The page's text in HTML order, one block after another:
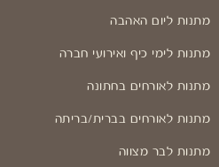
מתנות ליום האהבה
מתנות לימי כיף ואירועי חברה
מתנות לאורחים בחתונה
מתנות לאורחים בברית/בריתה
מתנות לבר מצווה